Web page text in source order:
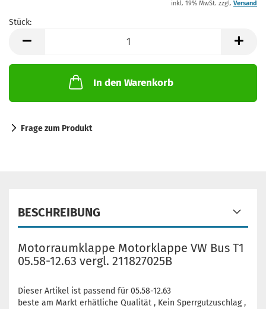
inkl. 19% MwSt. zzgl. Versand
Stück:
In den Warenkorb
Frage zum Produkt
BESCHREIBUNG
Motorraumklappe Motorklappe VW Bus T1
05.58-12.63 vergl. 211827025B
Dieser Artikel ist passend für 05.58-12.63
beste am Markt erhätliche Qualität , Kein Sperrgutzuschlag ,